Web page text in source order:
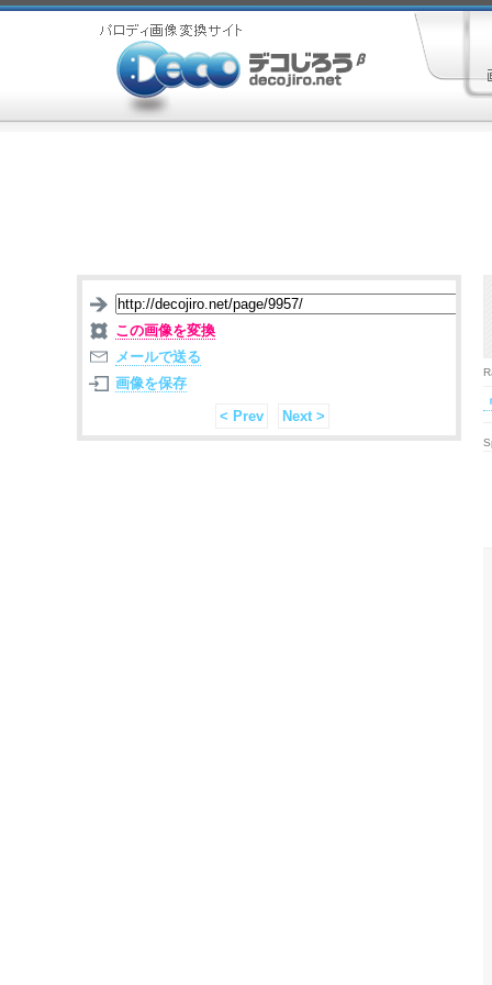
この画像を変換
メールで送る
画像を保存
< Prev
Next >